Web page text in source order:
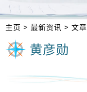
主页 >最新资讯 >文章
黄彦勋